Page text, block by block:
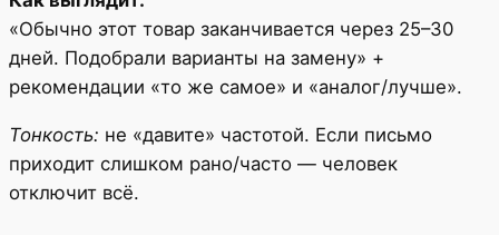
«Обычно этот товар заканчивается через 25–30
дней. Подобрали варианты на замену» +
рекомендации «то же самое» и «аналог/лучше».
Тонкость: не «давите» частотой. Если письмо
приходит слишком рано/часто — человек
отключит всё.